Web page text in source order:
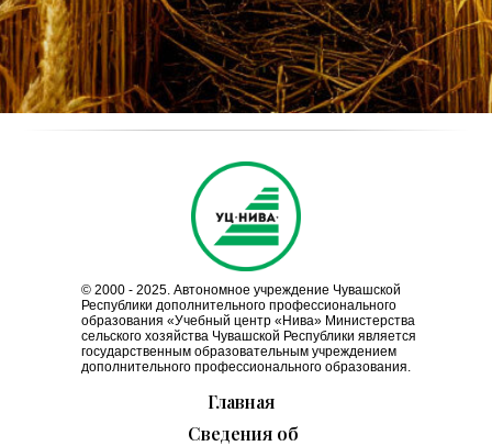
© 2000 - 2025. Автономное учреждение Чувашской
Республики дополнительного профессионального
образования «Учебный центр «Нива» Министерства
сельского хозяйства Чувашской Республики является
государственным образовательным учреждением
дополнительного профессионального образования.
Главная
Сведения об